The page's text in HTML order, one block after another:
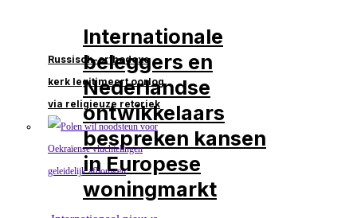
Russisch-orthodoxe
kerk legitimeert oorlog
via religieuze retoriek
Internationale
beleggers en
Nederlandse
ontwikkelaars
bespreken kansen
in Europese
woningmarkt